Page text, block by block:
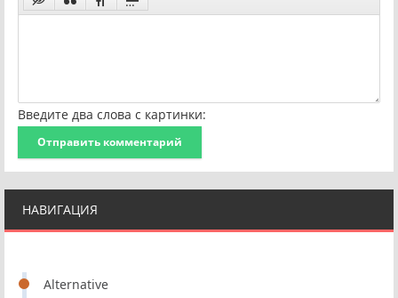
НАВИГАЦИЯ
Alternative
Введите два слова с картинки:
Отправить комментарий